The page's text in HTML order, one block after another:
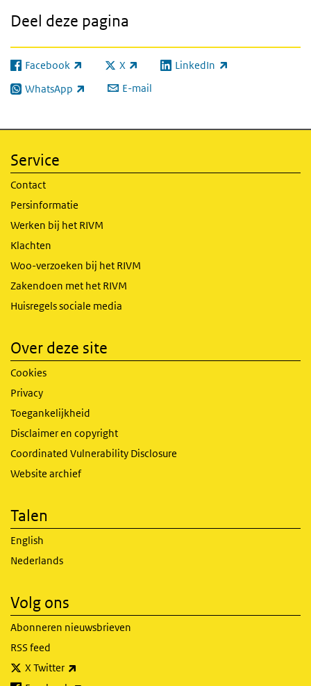
Deel deze pagina
Facebook
(externe link) X
(externe link) LinkedIn
(externe link)
WhatsApp
(externe link) E-mail
Service
Contact
Persinformatie
Werken bij het RIVM
Klachten
Woo-verzoeken bij het RIVM
Zakendoen met het RIVM
Huisregels sociale media
Over deze site
Cookies
Privacy
Toegankelijkheid
Disclaimer en copyright
Coordinated Vulnerability Disclosure
Website archief
Talen
English
Nederlands
Volg ons
Abonneren nieuwsbrieven
RSS feed
X Twitter